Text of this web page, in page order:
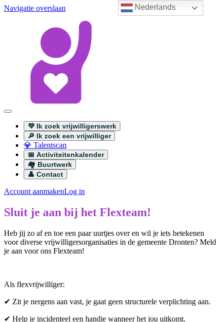
Nederlands
Navigatie overslaan
💜 Ik zoek vrijwilligerswerk
🔎 Ik zoek een vrijwilliger
💎 Talentscan
📅 Activiteitenkalender
🏘️ Buurtwerk
👤 Contact
Account aanmakenLog in
Sluit je aan bij het Flexteam!
Heb jij zo af en toe een paar uurtjes over en wil je iets betekenen
voor diverse vrijwilligersorganisaties in de gemeente Dronten? Meld
je aan voor ons Flexteam!
Als flexvrijwilliger:
✔ Zit je nergens aan vast, je gaat geen structurele verplichting aan.
✔ Help je incidenteel een handje wanneer het jou uitkomt.